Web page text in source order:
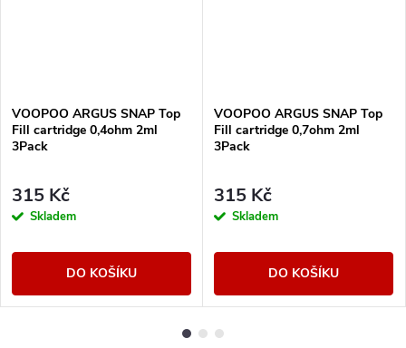
VOOPOO ARGUS SNAP Top
Fill cartridge 0,4ohm 2ml
3Pack
315 Kč
Skladem
DO KOŠÍKU
VOOPOO ARGUS SNAP Top
Fill cartridge 0,7ohm 2ml
3Pack
315 Kč
Skladem
DO KOŠÍKU